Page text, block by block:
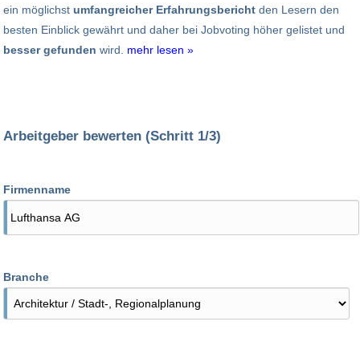
ein möglichst umfangreicher Erfahrungsbericht den Lesern den
besten Einblick gewährt und daher bei Jobvoting höher gelistet und
besser gefunden wird. mehr lesen »
Arbeitgeber bewerten (Schritt 1/3)
Firmenname
Branche